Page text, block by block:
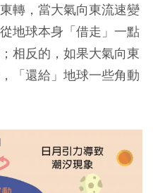
轉，當大氣向東流速變
地球本身「借走」一點
相反的，如果大氣向東
「還給」地球一些角動